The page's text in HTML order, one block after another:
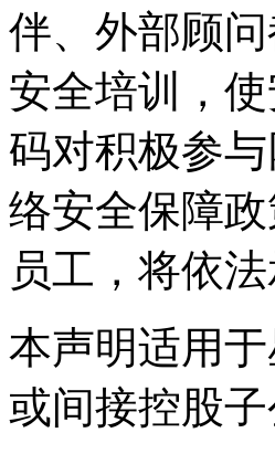
伴、外部
安全培训
码对积极参与
络安全保障政
员工，将
本声明适用
或间接控股